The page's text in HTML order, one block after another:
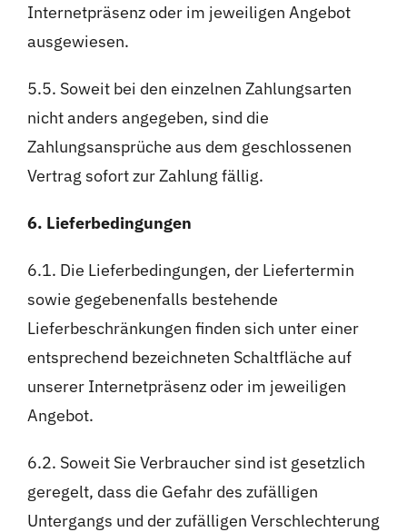
Internetpräsenz oder im jeweiligen Angebot
ausgewiesen.
5.5. Soweit bei den einzelnen Zahlungsarten
nicht anders angegeben, sind die
Zahlungsansprüche aus dem geschlossenen
Vertrag sofort zur Zahlung fällig.
6. Lieferbedingungen
6.1. Die Lieferbedingungen, der Liefertermin
sowie gegebenenfalls bestehende
Lieferbeschränkungen finden sich unter einer
entsprechend bezeichneten Schaltfläche auf
unserer Internetpräsenz oder im jeweiligen
Angebot.
6.2. Soweit Sie Verbraucher sind ist gesetzlich
geregelt, dass die Gefahr des zufälligen
Untergangs und der zufälligen Verschlechterung